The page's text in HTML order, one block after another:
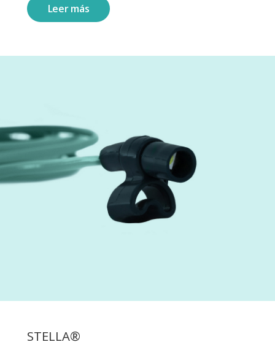
Leer más
STELLA®